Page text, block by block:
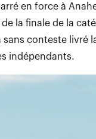
en force à
la finale de la
conteste livré
indépendants.